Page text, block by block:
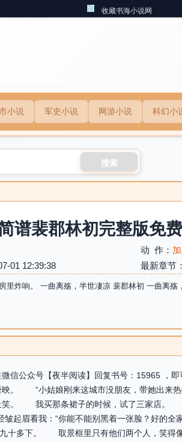
收藏书海小说网
小说 军史小说 网游小说 科幻小
搜索
谱裴郡林初完整版免
动 作：
01 12:39:38
最新章节：
里炸响。 一曲离殇，半世凄凉 裴郡林初 一曲离殇
微信公众号【夜半阅读】回复书号：
映。 “小姑娘刚来这城市没朋友，带她
笑。 我买那条裙子的时候，试了三家店。
看我：“你能不能别黑着一张脸？好的全
十多下。 取景框里只有他们两个人，笑